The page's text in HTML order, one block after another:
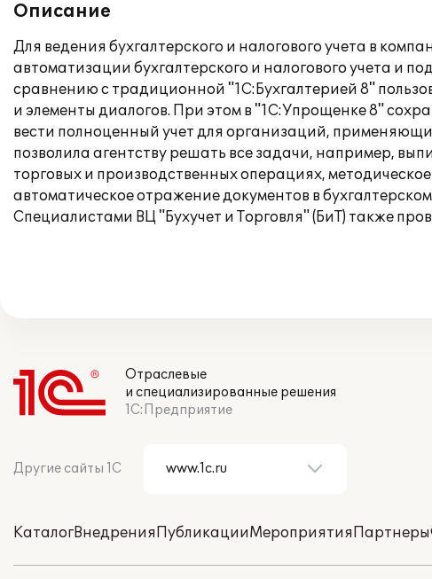
Описание
Для ведения бухгалтерского и налогового учета в
автоматизации бухгалтерского и налогового учета и
сравнению с традиционной "1С:Бухгалтерией 8"
и элементы диалогов. При этом в "1С:Упрощенке 8"
вести полноценный учет для организаций,
позволила агентству решать все задачи, например,
торговых и производственных операциях,
автоматическое отражение документов в
Специалистами ВЦ "Бухучет и Торговля" (БиТ) также
Отраслевые
и специализированные решения
1С:Предприятие
Другие сайты 1С
КаталогВнедренияПубликацииМероприятияПартнеры